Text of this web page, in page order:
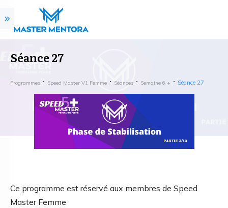
Séance 27
Programmes Speed Master V1 Femme Séances Semaine 6 + Séance 27
Ce programme est réservé aux membres de Speed
Master Femme